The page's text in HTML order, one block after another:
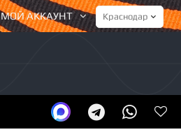
МОЙ АККАУНТ